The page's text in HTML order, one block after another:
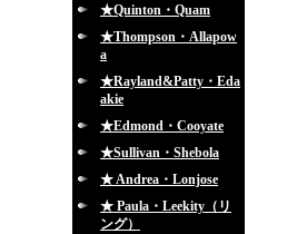
★Quinton・Quam
★Thompson・Allapow
a
★Rayland&Patty・Eda
akie
★Edmond・Cooyate
★Sullivan・Shebola
★ Andrea・Lonjose
★ Paula・Leekity（リ
ング）